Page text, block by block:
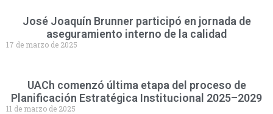
José Joaquín Brunner participó en jornada de
aseguramiento interno de la calidad
17 de marzo de 2025
UACh comenzó última etapa del proceso de
Planificación Estratégica Institucional 2025–2029
11 de marzo de 2025